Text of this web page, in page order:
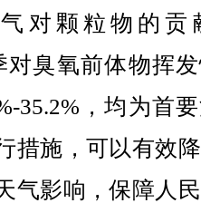
对颗粒物的贡
对臭氧前体物挥
35.2%，均为首
措施，可以有效
气影响，保障人